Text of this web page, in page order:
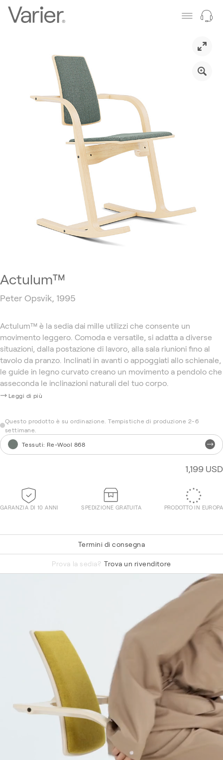
Actulum™
Peter Opsvik, 1995
Actulum™ è la sedia dai mille utilizzi che consente un
movimento leggero. Comoda e versatile, si adatta a diverse
situazioni, dalla postazione di lavoro, alla sala riunioni fino al
tavolo da pranzo. Inclinati in ​​avanti o appoggiati allo schienale,
le guide in legno curvato creano un movimento a pendolo che
asseconda le inclinazioni naturali del tuo corpo.
Leggi di più
Questo prodotto è su ordinazione. Tempistiche di produzione 2-6
settimane.
Tessuti: Re-Wool 868
1,199 USD
GARANZIA DI 10 ANNI SPEDIZIONE GRATUITA PRODOTTO IN EUROPA
Termini di consegna
Prova la sedia? Trova un rivenditore
Vidar 0443